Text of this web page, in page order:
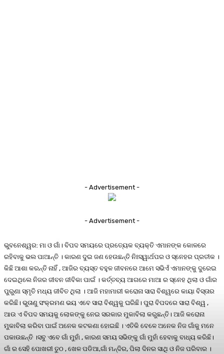
- Advertisement -
- Advertisement -
ଭୁବନେଶ୍ୱର: ମା ଓ ଗାଁ। ବିପଦ ସମୟରେ ପ୍ରତ୍ୟେକ ବ୍ୟକ୍ତି ଏମାନଙ୍କ କୋଳରେ
ରହିବାକୁ ଭଲ ପାଆନ୍ତି । କାରଣ ଦୁଇ ଜଣ ହେଉଛନ୍ତି ନିଃସ୍ୱାର୍ଥପର ଓ ସ୍ନେହର ପ୍ରତୀକ ।
କିଛି ଆଶା କରନ୍ତି ନାହିଁ , ଆଜିର ବ୍ୟସ୍ତ ବହୁଳ ଜୀବନରେ ଆମେ ସଭିଏଁ ଏମାନଙ୍କୁ ଦୁରେଇ
ଦେଇଥିଲେ ନିଜର ଜୀବନ ଜୀବିକା ପାଇଁ । କର୍ତ୍ତବ୍ୟ ଆଗରେ ମାଆ ର ସ୍ନେହ ଥିଲା ଓ ଗାଁର
ପୁରୁଣା ସ୍ମୃତି ମଧ୍ୟ ଜୀବିତ ଥିଲା । ଆଜି ମହାମାରୀ କରୋନା ସାରା ବିଶ୍ୱରେ କାୟା ବିସ୍ତାର
କରିଛି। ଭୁତାଣୁ ସଂକ୍ରମଣ ଭୟ ଏବେ ସାରା ବିଶ୍ୱକୁ ଘରିଛି। ପୁରା ବିପଦରେ ସାରା ବିଶ୍ୱ ,
ଆଉ ଏ ବିପଦ ସମୟକୁ ଲୋକଙ୍କୁ ନେଇ ସରକାର ମୁକାବିଲା କରୁଛନ୍ତି। ଆଜି କରୋନା
ମୁକାବିଲା କରିବା ପାଇଁ ଅନେକ କଟକଣା ହୋଇଛି । ଏତିକି ବେଳେ ଅନେକ ନିଜ ଗାଁକୁ ମନେ
ପକାଉଛନ୍ତି ।ସବୁ ଏବେ ଗାଁ ମୁହାଁ , କାରଣ ସମୟ ସଭିଙ୍କୁ ଗାଁ ମୁହାଁ ହେବାକୁ ବାଧ୍ୟ କରିଛି।
ଗାଁ ର ସେହି ପୋଖରୀ ତୁଠ , ଖେଳ ପଡିଆ,ଗାଁ ମନ୍ଦିର, ପିଲା ଦିନର ସାଥି ଓ ନିଜ ପରିବାର ।